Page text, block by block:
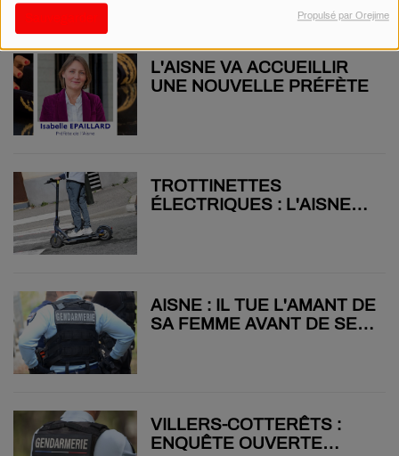
Propulsé par Orejime
L'AISNE VA ACCUEILLIR
UNE NOUVELLE PRÉFÈTE
TROTTINETTES
ÉLECTRIQUES : L'AISNE
AISNE : IL TUE L'AMANT DE
SA FEMME AVANT DE SE
VILLERS-COTTERÊTS :
ENQUÊTE OUVERTE